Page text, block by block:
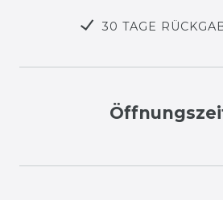
30 TAGE